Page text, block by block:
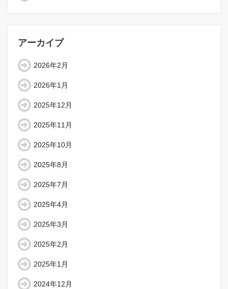
アーカイブ
2026年2月
2026年1月
2025年12月
2025年11月
2025年10月
2025年8月
2025年7月
2025年4月
2025年3月
2025年2月
2025年1月
2024年12月